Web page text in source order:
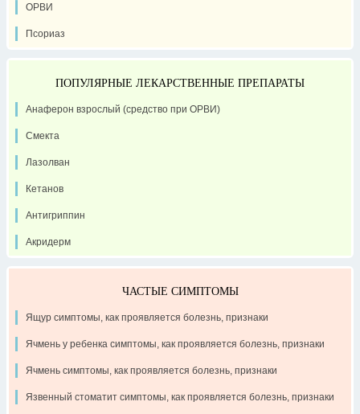
ОРВИ
Псориаз
ПОПУЛЯРНЫЕ ЛЕКАРСТВЕННЫЕ ПРЕПАРАТЫ
Анаферон взрослый (средство при ОРВИ)
Смекта
Лазолван
Кетанов
Антигриппин
Акридерм
ЧАСТЫЕ СИМПТОМЫ
Ящур симптомы, как проявляется болезнь, признаки
Ячмень у ребенка симптомы, как проявляется болезнь, признаки
Ячмень симптомы, как проявляется болезнь, признаки
Язвенный стоматит симптомы, как проявляется болезнь, признаки